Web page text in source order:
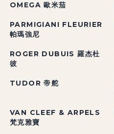
OMEGA 歐米茄
PARMIGIANI FLEURIER
帕瑪強尼
ROGER DUBUIS 羅杰杜
彼
TUDOR 帝舵
VAN CLEEF & ARPELS
梵克雅寶